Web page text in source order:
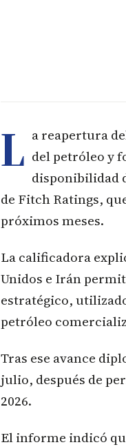
L a reapertura
del petróleo y
disponibilidad
de Fitch Ratings,
próximos meses.
La calificadora
Unidos e Irán
estratégico,
petróleo
Tras ese avance
julio, después de
2026.
El informe indicó